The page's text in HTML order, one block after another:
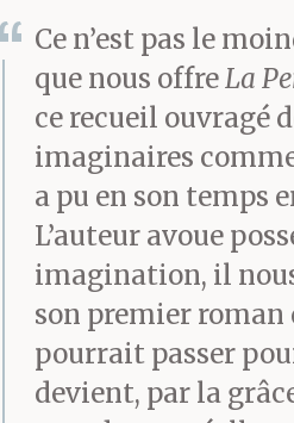
encore
disloquer une
—, les freins
de wagons, le
lac et le bruit
fontaines
rouge. Plus
encore, vers
Ce n’est pas le
que nous offre La
ce recueil ouvragé
imaginaires
a pu en son temps
L’auteur avoue
imagination, il
son premier roman
pourrait passer
devient, par la